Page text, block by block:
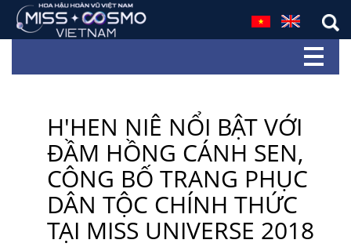
H'HEN NIÊ NỔI BẬT VỚI
ĐẦM HỒNG CÁNH SEN,
CÔNG BỐ TRANG PHỤC
DÂN TỘC CHÍNH THỨC
TẠI MISS UNIVERSE 2018